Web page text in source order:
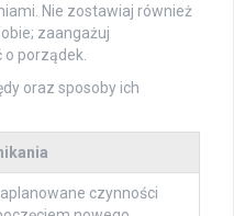
Nie zostawiaj również
zaangażuj
o porządek.
oraz sposoby ich
czynności